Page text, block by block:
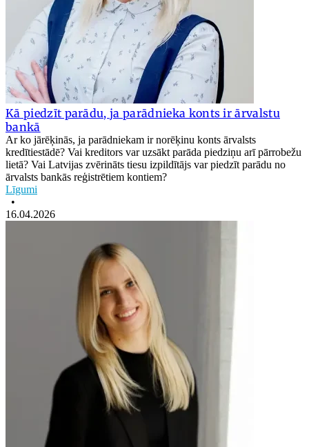
Kā piedzīt parādu, ja parādnieka konts ir ārvalstu
bankā
Ar ko jārēķinās, ja parādniekam ir norēķinu konts ārvalsts
kredītiestādē? Vai kreditors var uzsākt parāda piedziņu arī pārrobežu
lietā? Vai Latvijas zvērināts tiesu izpildītājs var piedzīt parādu no
ārvalsts bankās reģistrētiem kontiem?
Līgumi
•
16.04.2026